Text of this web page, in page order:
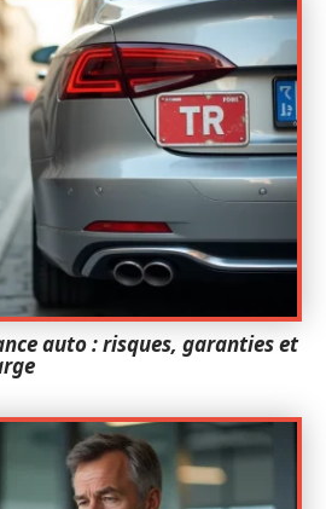
auto : risques, garanties et